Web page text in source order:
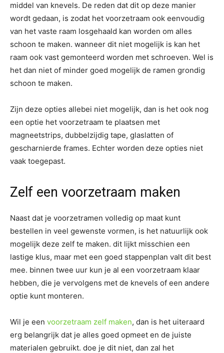
middel van knevels. De reden dat dit op deze manier
wordt gedaan, is zodat het voorzetraam ook eenvoudig
van het vaste raam losgehaald kan worden om alles
schoon te maken. wanneer dit niet mogelijk is kan het
raam ook vast gemonteerd worden met schroeven. Wel is
het dan niet of minder goed mogelijk de ramen grondig
schoon te maken.
Zijn deze opties allebei niet mogelijk, dan is het ook nog
een optie het voorzetraam te plaatsen met
magneetstrips, dubbelzijdig tape, glaslatten of
gescharnierde frames. Echter worden deze opties niet
vaak toegepast.
Zelf een voorzetraam maken
Naast dat je voorzetramen volledig op maat kunt
bestellen in veel gewenste vormen, is het natuurlijk ook
mogelijk deze zelf te maken. dit lijkt misschien een
lastige klus, maar met een goed stappenplan valt dit best
mee. binnen twee uur kun je al een voorzetraam klaar
hebben, die je vervolgens met de knevels of een andere
optie kunt monteren.
Wil je een voorzetraam zelf maken, dan is het uiteraard
erg belangrijk dat je alles goed opmeet en de juiste
materialen gebruikt. doe je dit niet, dan zal het